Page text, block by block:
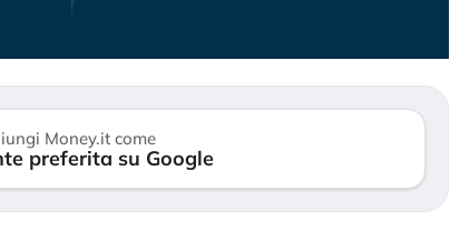
Money.it come
preferita su Google
sottovalutando il rischio?
ignorare il rischio geopolitico: il (…)
17 luglio 2026